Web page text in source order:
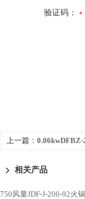
验证码：
上一篇：
相关产品
750风量JDF-J-200-92火